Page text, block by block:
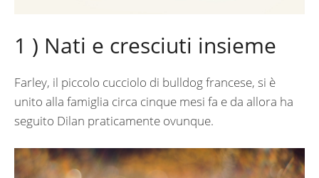
1 ) Nati e cresciuti insieme
Farley, il piccolo cucciolo di bulldog francese, si è
unito alla famiglia circa cinque mesi fa e da allora ha
seguito Dilan praticamente ovunque.